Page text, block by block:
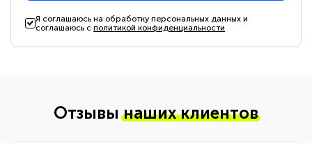
Я соглашаюсь на обработку персональных данных и
соглашаюсь сполитикой конфиденциальности
Отзывынаших клиентов